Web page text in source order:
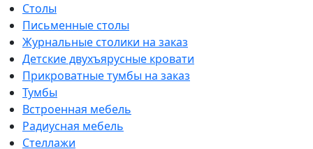
Столы
Письменные столы
Журнальные столики на заказ
Детские двухъярусные кровати
Прикроватные тумбы на заказ
Тумбы
Встроенная мебель
Радиусная мебель
Стеллажи